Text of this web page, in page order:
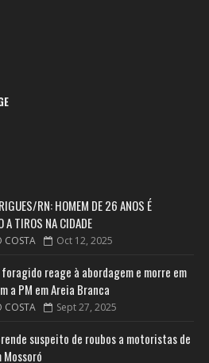
RN: HOMEM DE 26 ANOS É
A TIROS NA CIDADE
COSTA Oct 12, 2025
reage à abordagem e morre em
a PM em Areia Branca
COSTA Sept 27, 2025
suspeito de roubos a motoristas de